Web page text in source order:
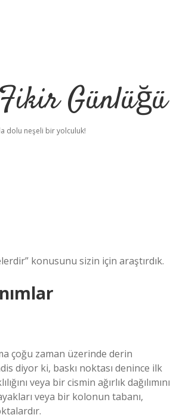
Günlüğü
dolu neşeli bir yolculuk!
konusunu sizin için araştırdık.
çoğu zaman üzerinde derin
diyor ki, baskı noktası denince ilk
veya bir cismin ağırlık dağılımını
veya bir kolonun tabanı,